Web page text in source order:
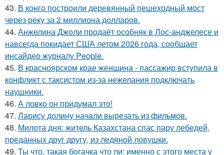
43. В конго построили деревянный пешеходный мост
через реку за 2 миллиона долларов.
44. Анжелина Джоли продаёт особняк в Лос-анджелесе и
навсегда покидает США летом 2026 года, сообщает
инсайдер журналу People.
45. В красноярском крае женщина - пассажир вступила в
конфликт с таксистом из-за нежелания подключать
наушники.
46. А ловко он придумал это!
47. Ларису долину начали вырезать из фильмов.
48. Милота дня: житель Казахстана спас пару лебедей,
преданных друг другу, из ледяной ловушки.
49. Ты что, такая богачка что ли: именно с этого места у